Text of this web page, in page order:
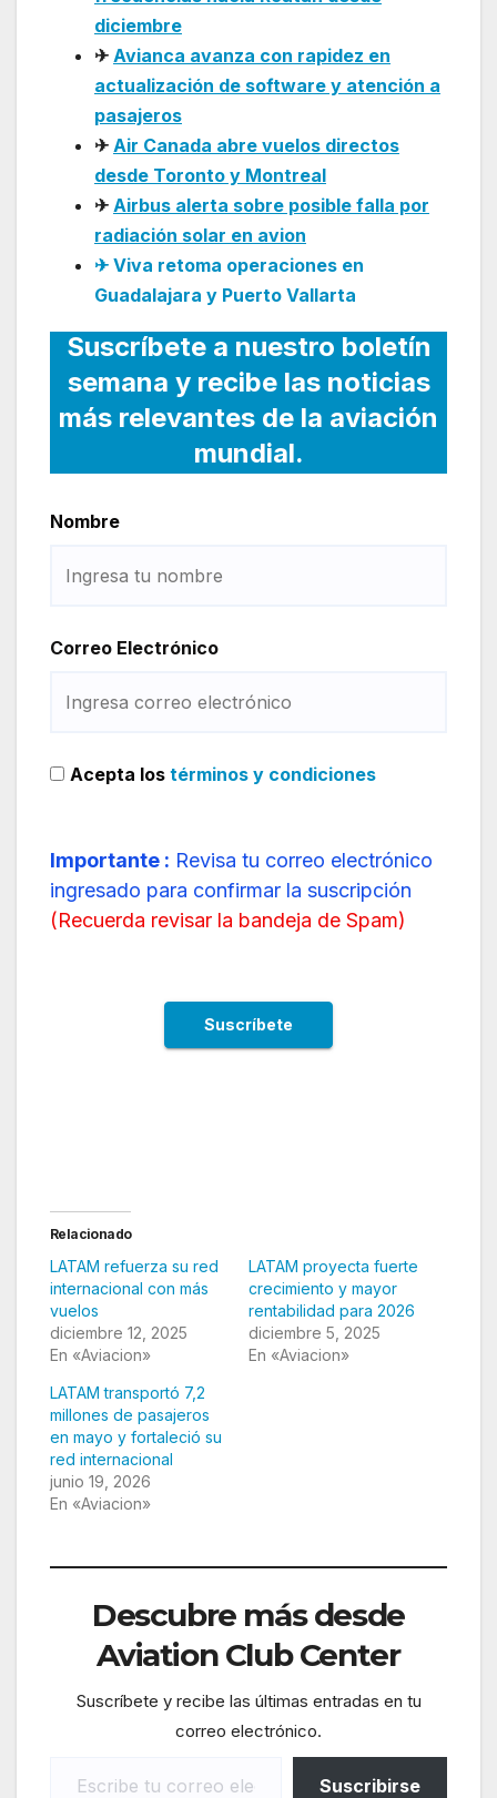
diciembre
✈ Avianca avanza con rapidez en
actualización de software y atención a
pasajeros
✈ Air Canada abre vuelos directos
desde Toronto y Montreal
✈ Airbus alerta sobre posible falla por
radiación solar en avion
✈ Viva retoma operaciones en
Guadalajara y Puerto Vallarta
Suscríbete a nuestro boletín
semana y recibe las noticias
más relevantes de la aviación
mundial.
Nombre
Correo Electrónico
Acepta los términos y condiciones
Importante : Revisa tu correo electrónico
ingresado para confirmar la suscripción
(Recuerda revisar la bandeja de Spam)
Relacionado
LATAM refuerza su red
internacional con más
vuelos
diciembre 12, 2025
En «Aviacion»
LATAM proyecta fuerte
crecimiento y mayor
rentabilidad para 2026
diciembre 5, 2025
En «Aviacion»
LATAM transportó 7,2
millones de pasajeros
en mayo y fortaleció su
red internacional
junio 19, 2026
En «Aviacion»
Descubre más desde
Aviation Club Center
Suscríbete y recibe las últimas entradas en tu
correo electrónico.
Suscribirse